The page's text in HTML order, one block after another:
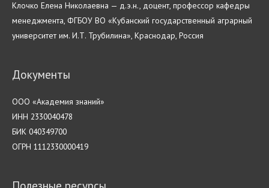
Клочко Елена Николаевна — д.э.н., доцент, профессор кафедры
менеджмента, ФГБОУ ВО «Кубанский государственный аграрный
университет им. И.Т. Трубилина», Краснодар, Россия
Документы
ООО «Академия знаний»
ИНН 2330040478
БИК 040349700
ОГРН 1112330000419